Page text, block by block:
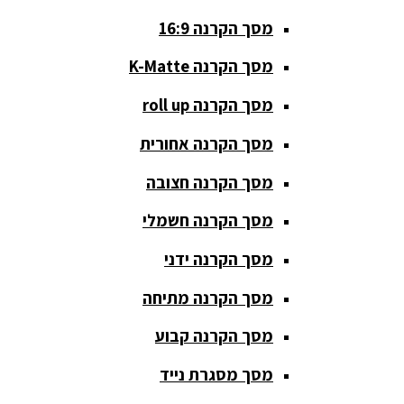
סאבים
וחצובות
ערכת קריוקי
שקטות
מערכות
הגברה
פלטות DJ
קונטרולים
מסך הקרנה 16:9
מסך הקרנה K-Matte
מסך הקרנה roll up
מסך הקרנה אחורית
מסך הקרנה חצובה
מסך הקרנה חשמלי
מסך הקרנה ידני
מסך הקרנה מתיחה
מסך הקרנה קבוע
מסך מסגרת נייד